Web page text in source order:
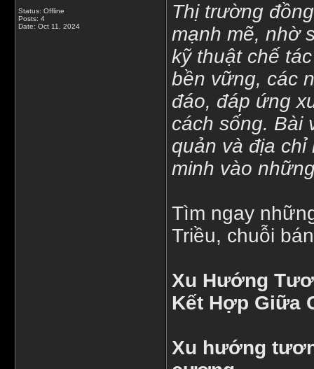
Status: Offline
Posts: 4
Date: Oct 11, 2024
Thị trường
mạnh mẽ, nhờ
kỹ thuật chế
bền vững, các
đáo, đáp ứng
cách sống. Bài
quản và địa
minh vào
Tìm ngay
Triều, chuỗi
Xu Hướng
Kết Hợp Giữa
Xu hướng